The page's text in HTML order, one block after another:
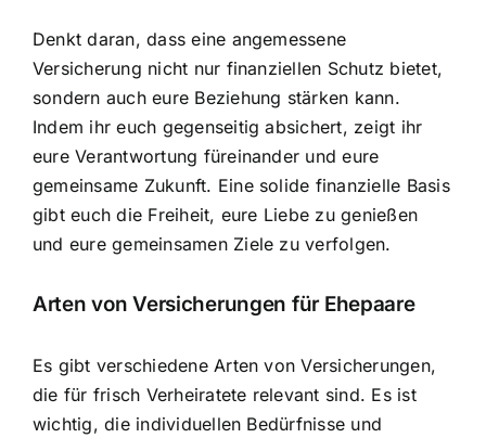
Denkt daran, dass eine angemessene
Versicherung nicht nur finanziellen Schutz bietet,
sondern auch eure Beziehung stärken kann.
Indem ihr euch gegenseitig absichert, zeigt ihr
eure Verantwortung füreinander und eure
gemeinsame Zukunft. Eine solide finanzielle Basis
gibt euch die Freiheit, eure Liebe zu genießen
und eure gemeinsamen Ziele zu verfolgen.
Arten von Versicherungen für Ehepaare
Es gibt verschiedene Arten von Versicherungen,
die für frisch Verheiratete relevant sind. Es ist
wichtig, die individuellen Bedürfnisse und